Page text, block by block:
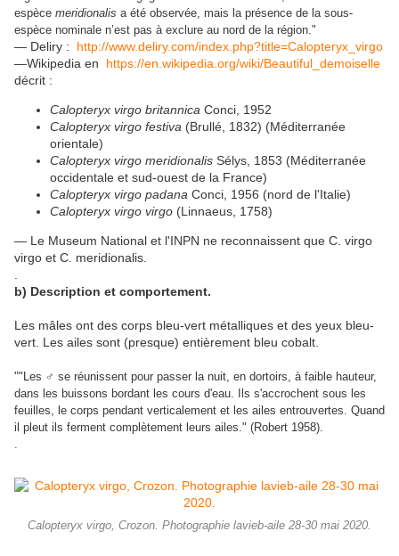
espèce meridionalis a été observée, mais la présence de la sous-
espèce nominale n’est pas à exclure au nord de la région."
— Deliry : http://www.deliry.com/index.php?title=Calopteryx_virgo
—Wikipedia en https://en.wikipedia.org/wiki/Beautiful_demoiselle
décrit :
Calopteryx virgo britannica Conci, 1952
Calopteryx virgo festiva (Brullé, 1832) (Méditerranée
orientale)
Calopteryx virgo meridionalis Sélys, 1853 (Méditerranée
occidentale et sud-ouest de la France)
Calopteryx virgo padana Conci, 1956 (nord de l'Italie)
Calopteryx virgo virgo (Linnaeus, 1758)
— Le Museum National et l'INPN ne reconnaissent que C. virgo
virgo et C. meridionalis.
b) Description et comportement.
Les mâles ont des corps bleu-vert métalliques et des yeux bleu-
vert. Les ailes sont (presque) entièrement bleu cobalt.
""Les ♂ se réunissent pour passer la nuit, en dortoirs, à faible hauteur,
dans les buissons bordant les cours d'eau. Ils s'accrochent sous les
feuilles, le corps pendant verticalement et les ailes entrouvertes. Quand
il pleut ils ferment complètement leurs ailes." (Robert 1958).
.
Calopteryx virgo, Crozon. Photographie lavieb-aile 28-30 mai 2020.